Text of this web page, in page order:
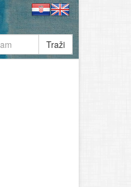
Traži